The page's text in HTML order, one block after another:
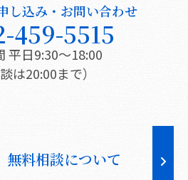
し込み・お問い合わせ
459-5515
平日9:30〜18:00
は20:00まで）
無料相談について